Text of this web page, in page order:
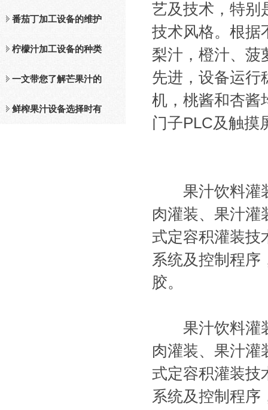
法
番茄丁加工设备的维护
保养措施分析
柠檬汁加工设备的种类
及工作原理介绍
一文带您了解芒果汁的
整套设备和工作流程
鲜榨果汁设备选择时有
艺及技术，特别
技术风格。根据
梨汁，橙汁、菠
先进，设备运行
机，桃酱和杏酱
门子PLC及触摸
果汁饮料灌装
肉灌装、果汁灌
式定容积灌装技
系统及控制程序
胶。
果汁饮料灌装
肉灌装、果汁灌
式定容积灌装技
系统及控制程序